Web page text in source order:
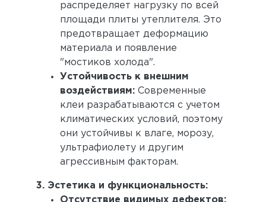
распределяет нагрузку по всей
площади плиты утеплителя. Это
предотвращает деформацию
материала и появление
"мостиков холода".
Устойчивость к внешним
воздействиям: Современные
клеи разрабатываются с учетом
климатических условий, поэтому
они устойчивы к влаге, морозу,
ультрафиолету и другим
агрессивным факторам.
3. Эстетика и функциональность:
Отсутствие видимых дефектов: